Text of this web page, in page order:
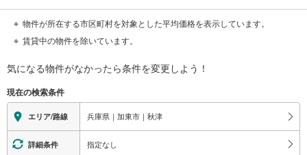
物件が所在する市区町村を対象とした平均価格を表示しています。
賃貸中の物件を除いています。
気になる物件がなかったら条件を変更しよう！
現在の検索条件
エリア/路線 兵庫県｜加東市｜秋津
詳細条件 指定なし